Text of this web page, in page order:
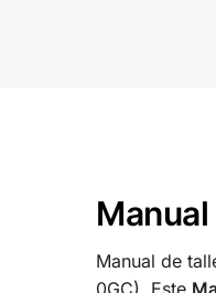
Manual de